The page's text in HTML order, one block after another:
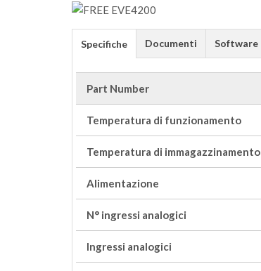
Specifiche Documenti Software
Part Number
Temperatura di funzionamento
Temperatura di immagazzinamento
Alimentazione
N° ingressi analogici
Ingressi analogici